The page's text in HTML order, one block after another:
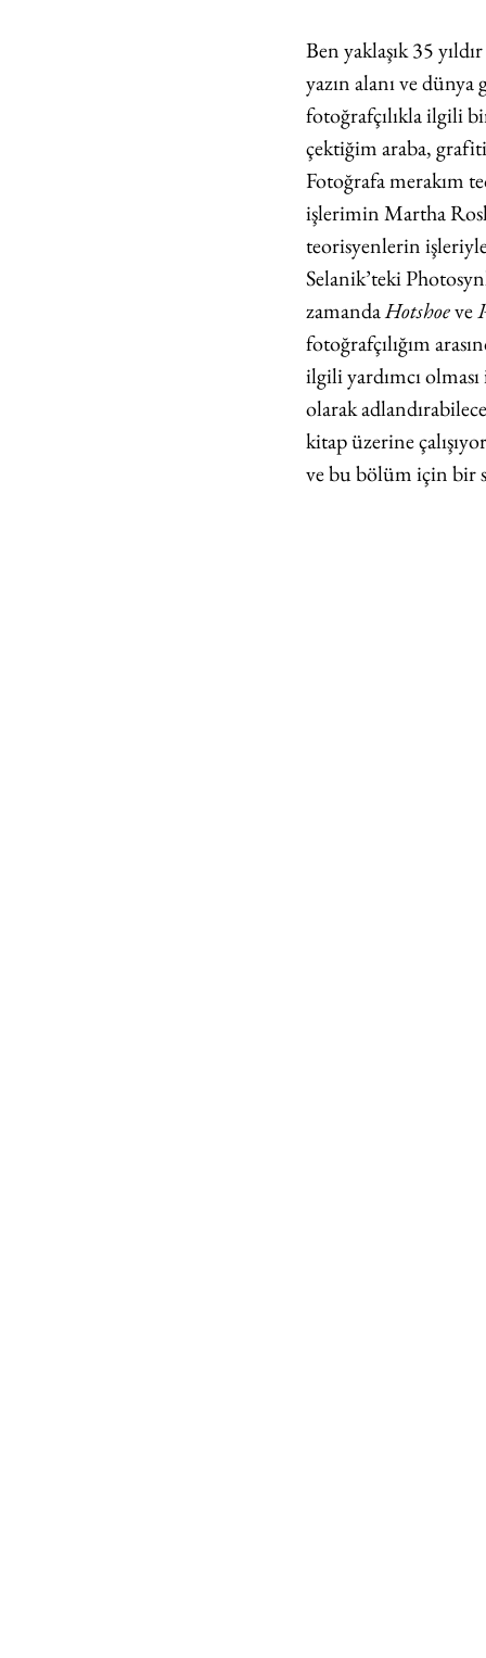
Ben yaklaşık 35
yazın alanı ve
fotoğrafçılıkla ilgili
çektiğim araba,
Fotoğrafa merakım
işlerimin Martha
teorisyenlerin
Selanik’teki
zamanda Hotshoe ve
fotoğrafçılığım
ilgili yardımcı
olarak
kitap üzerine
ve bu bölüm için bir